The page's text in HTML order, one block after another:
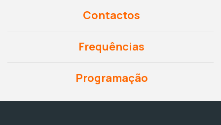
Contactos
Frequências
Programação